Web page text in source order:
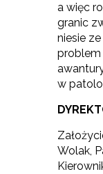
a więc
granic
niesie
problem
w
Wolak,